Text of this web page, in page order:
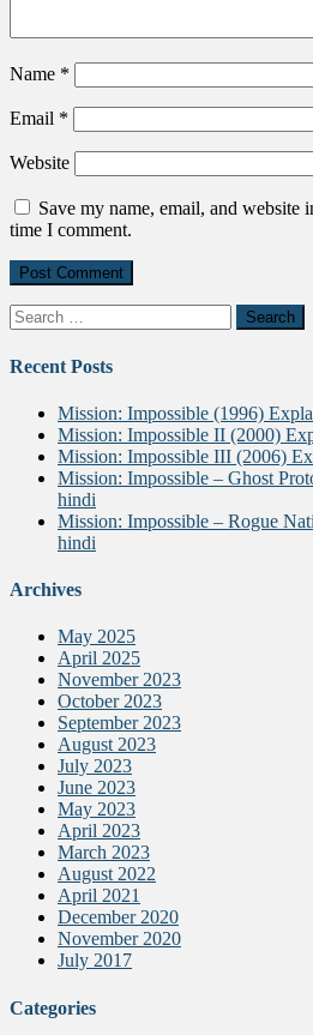
Name *
Email *
Website
Save my name, email, and website
time I comment.
Search
for:
Recent Posts
Mission: Impossible (1996)
Mission: Impossible II (2000)
Mission: Impossible III (2006)
Mission: Impossible – Ghost
hindi
Mission: Impossible – Rogue
hindi
Archives
May 2025
April 2025
November 2023
October 2023
September 2023
August 2023
July 2023
June 2023
May 2023
April 2023
March 2023
August 2022
April 2021
December 2020
November 2020
July 2017
Categories